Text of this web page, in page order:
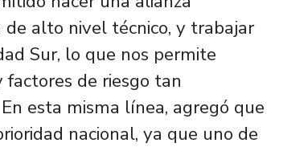
alto nivel técnico, y trabajar
Sur, lo que nos permite
de riesgo tan
esta misma línea, agregó que
nacional, ya que uno de